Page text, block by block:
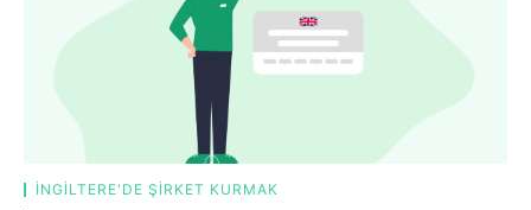
İNGILTERE'DE ŞIRKET KURMAK